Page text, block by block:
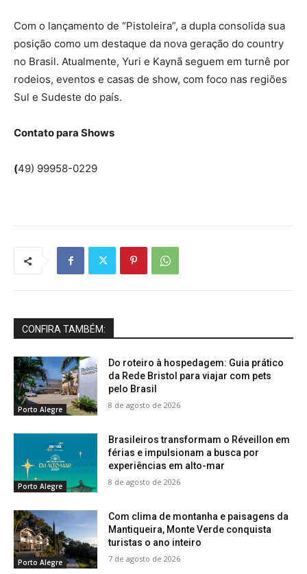
Com o lançamento de “Pistoleira”, a dupla consolida sua
posição como um destaque da nova geração do country
no Brasil. Atualmente, Yuri e Kaynã seguem em turnê por
rodeios, eventos e casas de show, com foco nas regiões
Sul e Sudeste do país.
Contato para Shows
(49) 99958-0229
CONFIRA TAMBÉM:
Porto Alegre
Do roteiro à hospedagem: Guia prático
da Rede Bristol para viajar com pets
pelo Brasil
8 de agosto de 2026
Porto Alegre
Brasileiros transformam o Réveillon em
férias e impulsionam a busca por
experiências em alto-mar
8 de agosto de 2026
Porto Alegre
Com clima de montanha e paisagens da
Mantiqueira, Monte Verde conquista
turistas o ano inteiro
7 de agosto de 2026